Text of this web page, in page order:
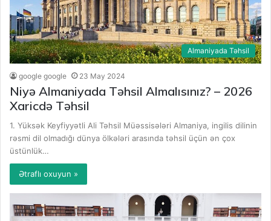
Almaniyada Təhsil
google google 23 May 2024
Niyə Almaniyada Təhsil Almalısınız? – 2026
Xaricdə Təhsil
1. Yüksək Keyfiyyətli Ali Təhsil Müəssisələri Almaniya, ingilis dilinin
rəsmi dil olmadığı dünya ölkələri arasında təhsil üçün ən çox
üstünlük…
Ətraflı oxuyun »